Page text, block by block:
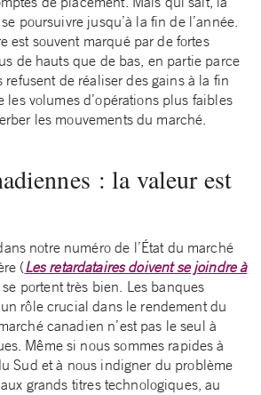
poursuivre jusqu’à la fin de l’année.
est souvent marqué par de fortes
de hauts que de bas, en partie parce
refusent de réaliser des gains à la fin
les volumes d’opérations plus faibles
les mouvements du marché.
: la valeur est
notre numéro de l’État du marché
(Les retardataires doivent se joindre à
portent très bien. Les banques
rôle crucial dans le rendement du
canadien n’est pas le seul à
Même si nous sommes rapides à
Sud et à nous indigner du problème
grands titres technologiques, au